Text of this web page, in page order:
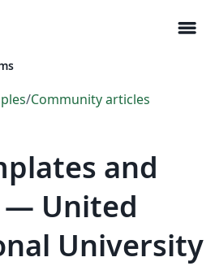
menu
/Community articles
and
— United
University